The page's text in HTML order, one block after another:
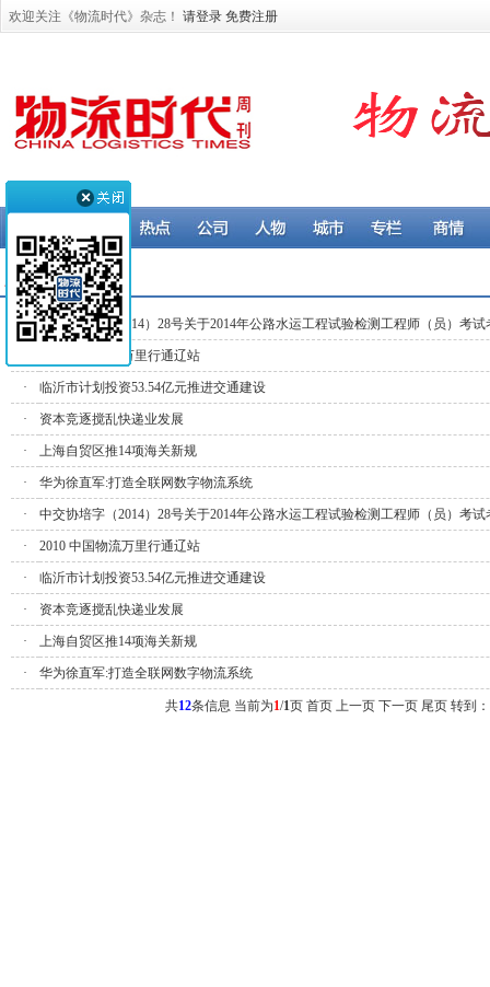
欢迎关注《物流时代》杂志！ 请登录 免费注册
趋势 > 监测观察
· 中交协培字（2014）28号关于2014年公路水运工程试验检测工程师（员）考
2010 中国物流万里行通辽站
· 临沂市计划投资53.54亿元推进交通建设
· 资本竞逐搅乱快递业发展
· 上海自贸区推14项海关新规
· 华为徐直军:打造全联网数字物流系统
· 中交协培字（2014）28号关于2014年公路水运工程试验检测工程师（员）考
· 2010 中国物流万里行通辽站
· 临沂市计划投资53.54亿元推进交通建设
· 资本竞逐搅乱快递业发展
· 上海自贸区推14项海关新规
· 华为徐直军:打造全联网数字物流系统
共12条信息 当前为1/1页 首页 上一页 下一页 尾页 转到